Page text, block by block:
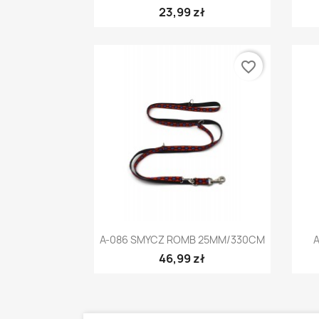
23,99 zł
Szybki podgląd
A-086 SMYCZ ROMB 25MM/330CM
46,99 zł
favorite_border